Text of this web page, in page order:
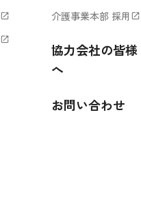
open_in_new
open_in_new
介護事業本部 採用 open_in_new
協力会社の皆様
へ
お問い合わせ